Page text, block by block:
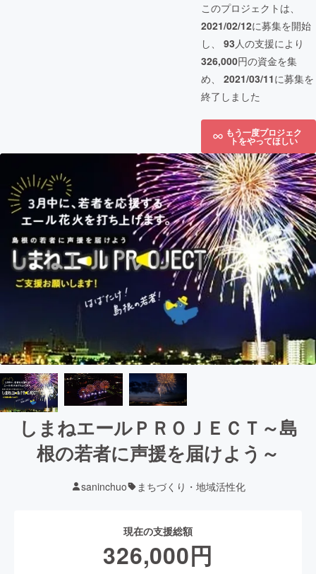
このプロジェクトは、
2021/02/12に募集を開始
し、 93人の支援により
326,000円の資金を集
め、 2021/03/11に募集を
終了しました
もう一度プロジェク
トをやってほしい
しまねエールＰＲＯＪＥＣＴ～島
根の若者に声援を届けよう～
saninchuo まちづくり・地域活性化
現在の支援総額
326,000円